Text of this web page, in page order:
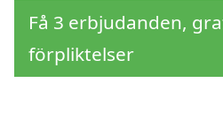
Få 3 erbjudanden,
förpliktelser